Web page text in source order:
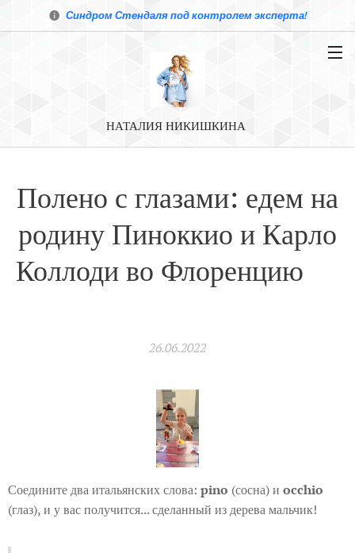
Синдром Стендаля под контролем эксперта!
НАТАЛИЯ НИКИШКИНА
Полено с глазами: едем на
родину Пиноккио и Карло
Коллоди во Флоренцию
26.06.2022
Соедините два итальянских слова: pino (сосна) и occhio
(глаз), и у вас получится... сделанный из дерева мальчик! 😉